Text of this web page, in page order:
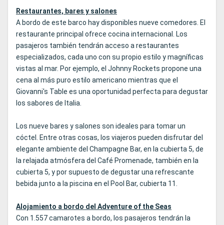
Restaurantes, bares y salones
A bordo de este barco hay disponibles nueve comedores. El
restaurante principal ofrece cocina internacional. Los
pasajeros también tendrán acceso a restaurantes
especializados, cada uno con su propio estilo y magníficas
vistas al mar. Por ejemplo, el Johnny Rockets propone una
cena al más puro estilo americano mientras que el
Giovanni's Table es una oportunidad perfecta para degustar
los sabores de Italia.
Los nueve bares y salones son ideales para tomar un
cóctel. Entre otras cosas, los viajeros pueden disfrutar del
elegante ambiente del Champagne Bar, en la cubierta 5, de
la relajada atmósfera del Café Promenade, también en la
cubierta 5, y por supuesto de degustar una refrescante
bebida junto a la piscina en el Pool Bar, cubierta 11.
Alojamiento a bordo del Adventure of the Seas
Con 1.557 camarotes a bordo, los pasajeros tendrán la